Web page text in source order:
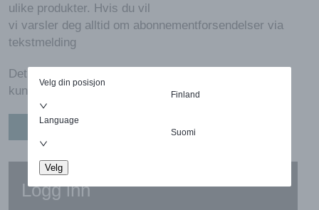
Velg din posisjon
Finland
Language
Suomi
Velg
ulike produkter. Hvis du vil
vi varsler deg alltid om abonnementforsendelser via
tekstmelding
Det er også mulig å søke om en profesjonell kunde i
kundekontoinnstillingene.
OPPRETT EN KONTO
Logg inn